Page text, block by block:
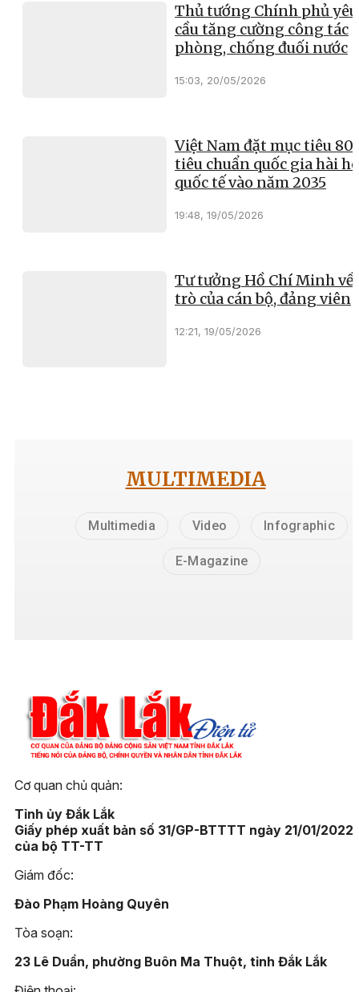
Thủ tướng Chính phủ yêu
cầu tăng cường công tác
phòng, chống đuối nước
15:03, 20/05/2026
Việt Nam đặt mục tiêu
tiêu chuẩn quốc gia hài
quốc tế vào năm 2035
19:48, 19/05/2026
Tư tưởng Hồ Chí Minh về
trò của cán bộ, đảng viên
12:21, 19/05/2026
MULTIMEDIA
Multimedia Video Infographic
E-Magazine
Cơ quan chủ quản:
Tỉnh ủy Đắk Lắk
Giấy phép xuất bản số 31/GP-BTTTT ngày 21/01/2022
của bộ TT-TT
Giám đốc:
Đào Phạm Hoàng Quyên
Tòa soạn:
23 Lê Duẩn, phường Buôn Ma Thuột, tỉnh Đắk Lắk